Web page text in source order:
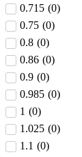
0.715 (0)
0.75 (0)
0.8 (0)
0.86 (0)
0.9 (0)
0.985 (0)
1 (0)
1.025 (0)
1.1 (0)